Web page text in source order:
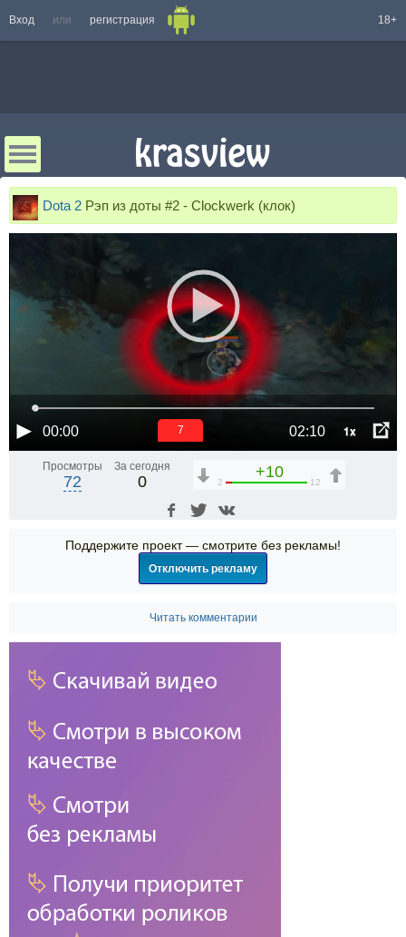
Вход или регистрация 18+
Dota 2 Рэп из доты #2 - Clockwerk (клок)
00:00 02:10 1x
6
Просмотры
72
За сегодня
0
+10
2 12
Поддержите проект — смотрите без рекламы!
Отключить рекламу
Читать комментарии